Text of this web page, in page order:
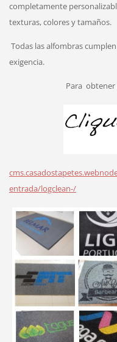
completamente
texturas, colores y tamaños.
Todas las alfombras
exigencia.
Para obtener
entrada/logclean-/